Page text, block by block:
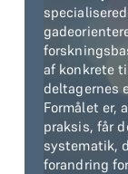
af konkrete
deltagernes
Formålet er,
praksis, får
systematik,
forandring